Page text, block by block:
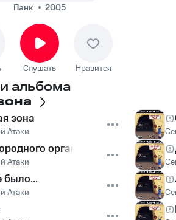
Панк
2005
Слушать Нравится
альбома
зона
Атаки
органа
Атаки
было...
Атаки